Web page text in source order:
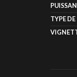
TYPE